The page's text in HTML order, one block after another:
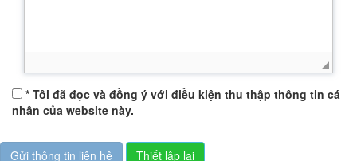
* Tôi đã đọc và đồng ý với điều kiện thu thập thông tin cá
nhân của website này.